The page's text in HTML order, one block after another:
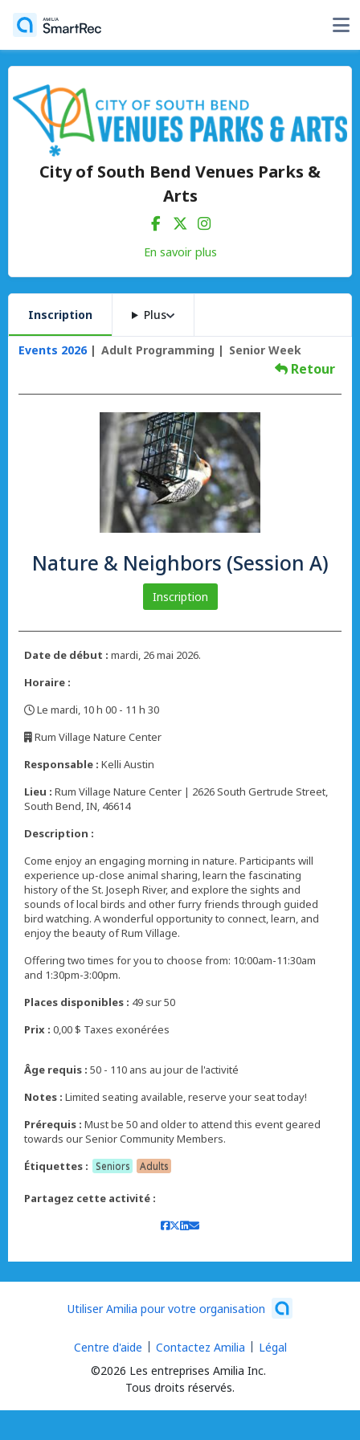
City of South Bend Venues Parks &
Arts
En savoir plus
Inscription Plus
Events 2026 Adult Programming Senior Week
Retour
Nature & Neighbors (Session A)
Inscription
Date de début : mardi, 26 mai 2026.
Horaire :
Le mardi, 10 h 00 - 11 h 30
Rum Village Nature Center
Responsable : Kelli Austin
Lieu : Rum Village Nature Center | 2626 South Gertrude Street,
South Bend, IN, 46614
Description :
Come enjoy an engaging morning in nature. Participants will
experience up-close animal sharing, learn the fascinating
history of the St. Joseph River, and explore the sights and
sounds of local birds and other furry friends through guided
bird watching. A wonderful opportunity to connect, learn, and
enjoy the beauty of Rum Village.
Offering two times for you to choose from: 10:00am-11:30am
and 1:30pm-3:00pm.
Places disponibles : 49 sur 50
Prix : 0,00 $ Taxes exonérées
Âge requis : 50 - 110 ans au jour de l'activité
Notes : Limited seating available, reserve your seat today!
Prérequis : Must be 50 and older to attend this event geared
towards our Senior Community Members.
Étiquettes :
Seniors Adults
Partagez cette activité :
Utiliser Amilia pour votre organisation
©2026 Les entreprises Amilia Inc.
Tous droits réservés.
Centre d'aide Contactez Amilia Légal